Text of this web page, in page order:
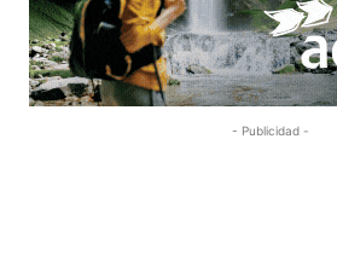
- Publicidad -